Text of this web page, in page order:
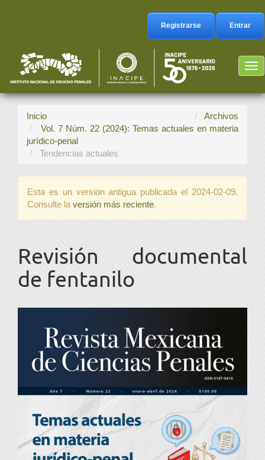
Barra
lateral
Registrarse Entrar
Inicio
Archivos
Vol. 7 Núm. 22 (2024): Temas actuales en materia
jurídico-penal
Tendencias actuales
Esta es un versión antigua publicada el 2024-02-09.
Consulte la versión más reciente.
Revisión documental
de fentanilo
lateral
del
artículo